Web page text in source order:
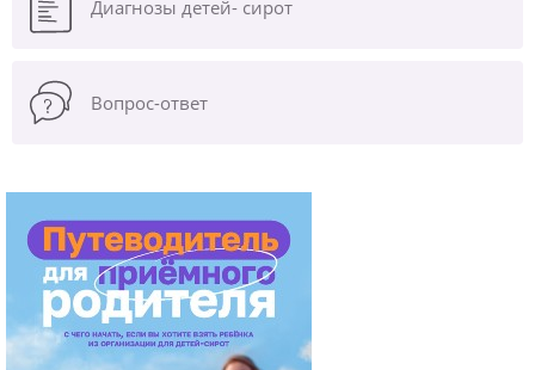
Диагнозы детей- сирот
Вопрос-ответ